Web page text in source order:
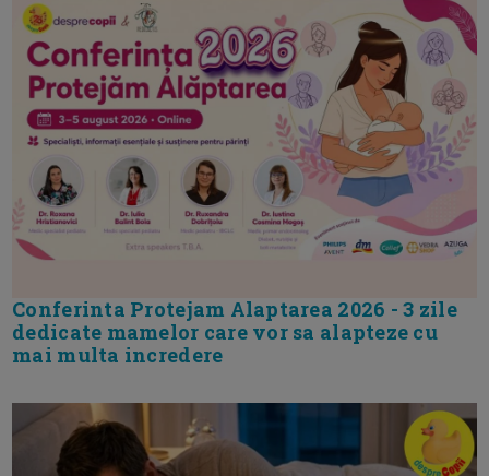
Conferinta Protejam Alaptarea 2026 - 3 zile
dedicate mamelor care vor sa alapteze cu
mai multa incredere